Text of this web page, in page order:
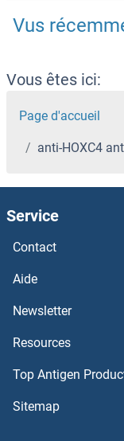
Vus
Vous êtes ici:
Page d'accueil
anti-HOXC4
Service
Contact
Aide
Newsletter
Resources
Top Antigen
Sitemap